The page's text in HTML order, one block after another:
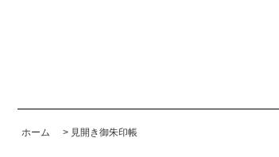
ホーム > 見開き御朱印帳